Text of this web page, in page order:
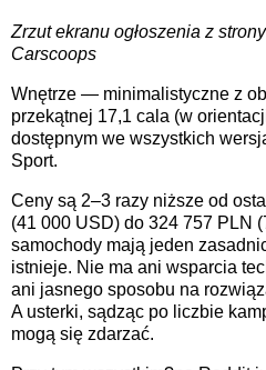
Zrzut ekranu ogłoszenia z
Carscoops
Wnętrze — minimalistyczne z
przekątnej 17,1 cala (w
dostępnym we wszystkich
Sport.
Ceny są 2–3 razy niższe od
(41 000 USD) do 324 757 PLN
samochody mają jeden
istnieje. Nie ma ani wsparcia
ani jasnego sposobu na
A usterki, sądząc po liczbie
mogą się zdarzać.